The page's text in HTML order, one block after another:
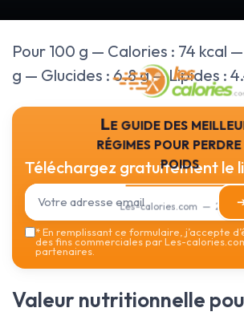
Pour 100 g — Calories : 74 kcal
g — Glucides : 6.8 g — Lipides :
Le guide des
régimes pour
poids
Les-calories.com — 2026
Téléchargez gratuitement le
*En remplissant ce formulaire, j’accepte
des fins commerciales par Les-
partenaires.
Valeur nutritionnelle